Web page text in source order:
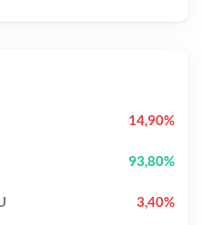
14,90%
93,80%
3,40%